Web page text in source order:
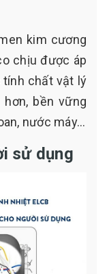
kim cương
chịu được áp
tính chất vật lý
bền vững
nước máy…
sử dụng